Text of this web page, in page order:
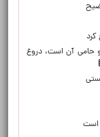
کرد
حامی آن است، دروغ
است